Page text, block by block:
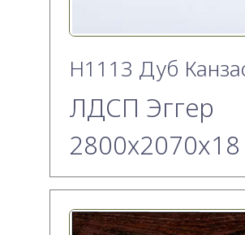
H1113 Дуб
ЛДСП Эггер
2800х2070x18